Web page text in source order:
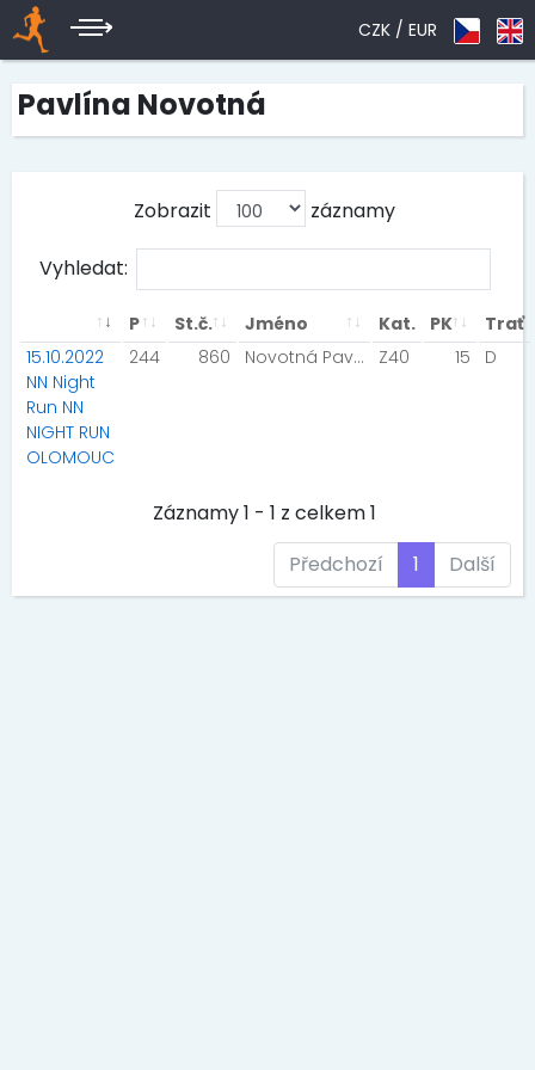
CZK / EUR
Pavlína Novotná
Zobrazit záznamy
Vyhledat:
P St.č. Jméno Kat. PK
Trať
15.10.2022
NN Night
Run NN
NIGHT RUN
OLOMOUC
244 860 Novotná Pavlína Z40 15 D
Záznamy 1 - 1 z celkem 1
Předchozí
1 Další